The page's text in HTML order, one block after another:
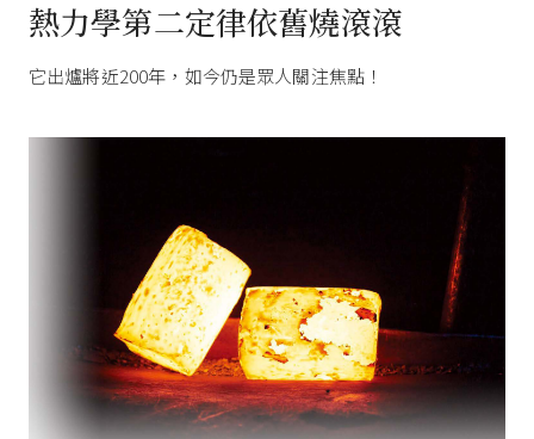
熱力學第二定律依舊燒滾滾
它出爐將近200年，如今仍是眾人關注焦點！